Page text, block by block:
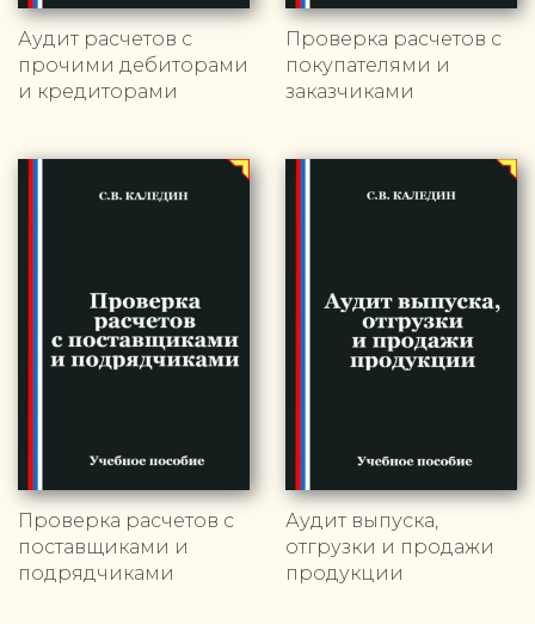
Аудит расчетов с
прочими дебиторами
и кредиторами
Проверка расчетов с
покупателями и
заказчиками
Проверка расчетов с
поставщиками и
подрядчиками
Аудит выпуска,
отгрузки и продажи
продукции